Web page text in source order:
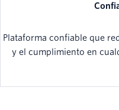
Plataforma confiable que
y el cumplimiento en